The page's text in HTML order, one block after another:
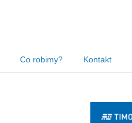
Co robimy? Kontakt